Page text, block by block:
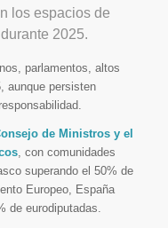
los espacios de
2025.
parlamentos, altos
aunque persisten
de Ministros y el
, con comunidades
superando el 50% de
Europeo, España
de eurodiputadas.